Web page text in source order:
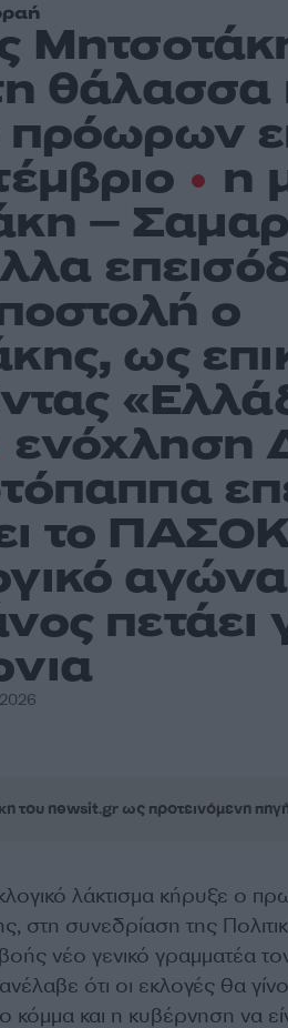
θάλασσα
πρόωρων
η
–
ο
ως
ενόχληση
το
αγώνα
πετάει
του newsit.gr ως προτεινόμενη
λάκτισμα κήρυξε ο
στη συνεδρίαση της
νέο γενικό γραμματέα
ότι οι εκλογές θα
κόμμα και η κυβέρνηση να